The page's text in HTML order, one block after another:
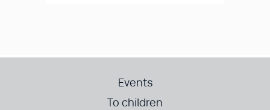
Events
To children